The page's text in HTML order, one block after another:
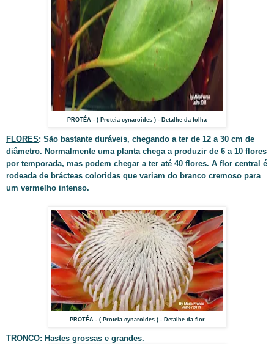
PROTÉA - ( Proteia cynaroides ) - Detalhe da folha
FLORES: São bastante duráveis, chegando a ter de 12 a 30 cm de
diâmetro. Normalmente uma planta chega a produzir de 6 a 10 flores
por temporada, mas podem chegar a ter até 40 flores. A flor central é
rodeada de brácteas coloridas que variam do branco cremoso para
um vermelho intenso.
PROTÉA - ( Proteia cynaroides ) - Detalhe da flor
TRONCO: Hastes grossas e grandes.